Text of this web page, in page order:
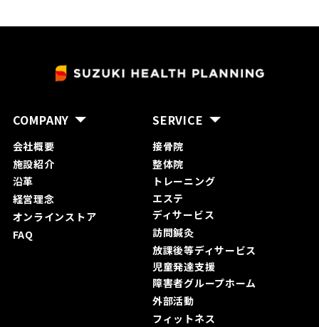
COMPANY
会社概要
施設紹介
沿革
経営理念
オンラインストア
FAQ
SERVICE
接骨院
整体院
トレーニング
エステ
ディサービス
訪問鍼灸
放課後等ディサービス
児童発達支援
障害者グループホーム
外部活動
フィットネス